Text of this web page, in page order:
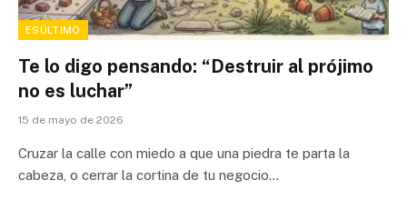
ESÚLTIMO
Te lo digo pensando: “Destruir al prójimo
no es luchar”
15 de mayo de 2026
Cruzar la calle con miedo a que una piedra te parta la
cabeza, o cerrar la cortina de tu negocio…